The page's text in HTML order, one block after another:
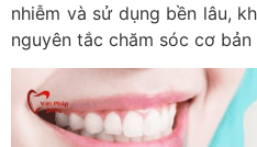
nhiễm và sử dụng bền lâu,
nguyên tắc chăm sóc cơ bản